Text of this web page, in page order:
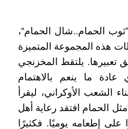
الحمام..شال الحمام“،
هذه المجموعة المتميزة
يلتقط المخزنجي
ما ينعم بالاهتمام
الشعب الأوكراني، ليقرأ
الحمام افتقد رعاية أهل
على إطعامه يوميًا. فكثيرًا